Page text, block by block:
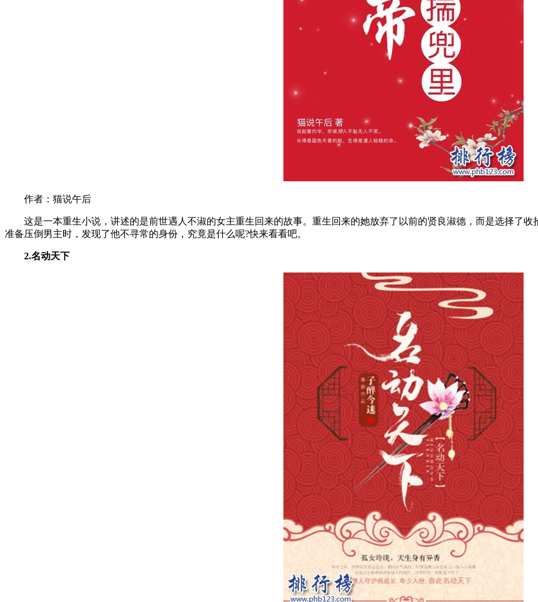
作者：猫说午后
这是一本重生小说，讲述的是前世遇人不淑的女主重生回来的故事。重生回来的她放弃了以前的贤良淑德，而是选择了收
准备压倒男主时，发现了他不寻常的身份，究竟是什么呢?快来看看吧。
2.名动天下